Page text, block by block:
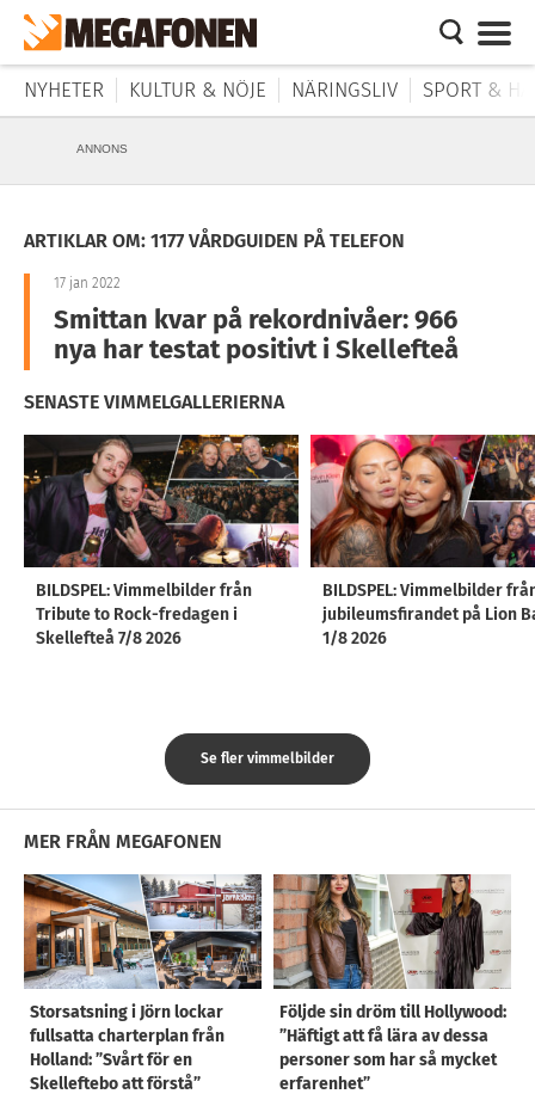
NYHETER KULTUR & NÖJE NÄRINGSLIV SPORT &
ANNONS
ARTIKLAR OM: 1177 VÅRDGUIDEN PÅ TELEFON
17 jan 2022
Smittan kvar på rekordnivåer: 966
nya har testat positivt i Skellefteå
SENASTE VIMMELGALLERIERNA
BILDSPEL: Vimmelbilder från
Tribute to Rock-fredagen i
Skellefteå 7/8 2026
BILDSPEL: Vimmelbilder
jubileumsfirandet på Lion
1/8 2026
Se fler vimmelbilder
MER FRÅN MEGAFONEN
Storsatsning i Jörn lockar
fullsatta charterplan från
Holland: ”Svårt för en
Skelleftebo att förstå”
Följde sin dröm till Hollywood:
”Häftigt att få lära av dessa
personer som har så mycket
erfarenhet”